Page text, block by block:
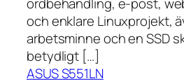
och enklare Linuxprojekt,
arbetsminne och en SSD
betydligt […]
ASUS S551LN